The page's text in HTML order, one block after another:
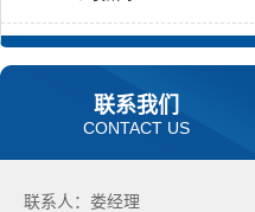
联系我们
CONTACT US
联系人：娄经理